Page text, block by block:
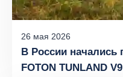
26 мая 2026
В России начались
FOTON TUNLAND